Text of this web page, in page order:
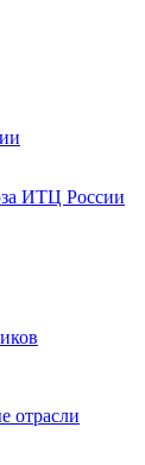
ИТЦ России
отрасли